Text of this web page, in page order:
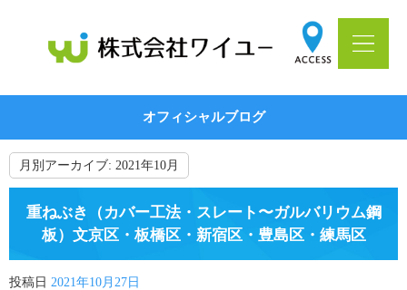
オフィシャルブログ
月別アーカイブ: 2021年10月
重ねぶき（カバー工法・スレート〜ガルバリウム鋼
板）文京区・板橋区・新宿区・豊島区・練馬区
投稿日 2021年10月27日